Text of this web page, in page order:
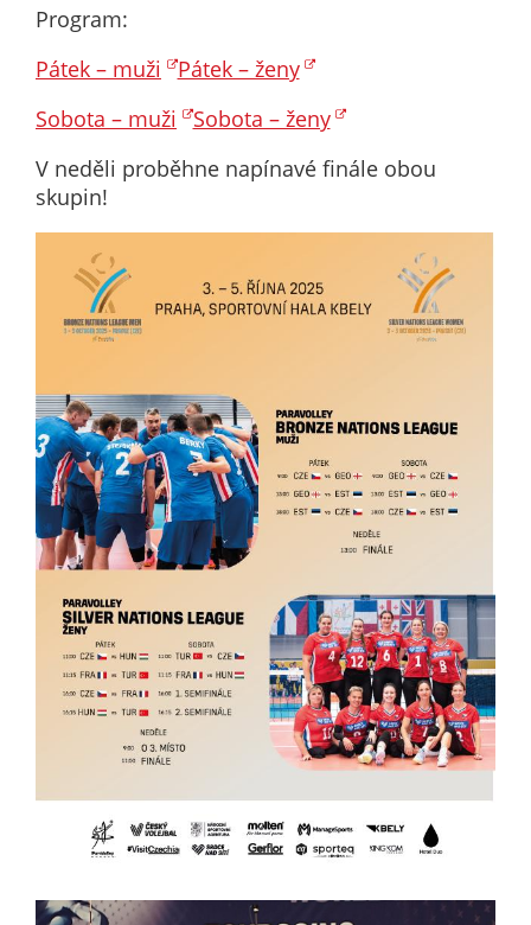
Program:
Pátek – muži
Pátek – ženy
Sobota – muži
Sobota – ženy
V neděli proběhne napínavé finále obou
skupin!
použití
které ukazují
uživatelé
Pokud
používání
analytických
cookies ve
ztrácíme
možnost
analýzy
výkonu a
optimalizace
opatření.
Personalizované
soubory cookie
Používáme rovněž
soubory cookie a
další technologie,
abychom
přizpůsobili naše
potřebám a